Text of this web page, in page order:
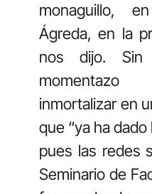
monaguillo,
Ágreda, en la
nos dijo.
inmortalizar en
que “ya ha dado
pues las redes
Seminario de